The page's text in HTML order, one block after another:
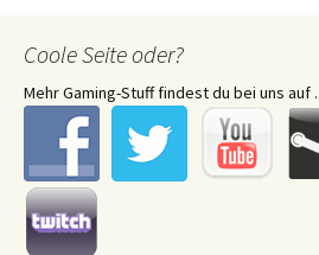
Coole Seite oder?
Mehr Gaming-Stuff findest du bei uns auf